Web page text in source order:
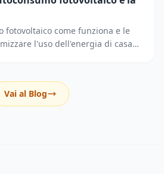
fotovoltaico come funziona e le
l'uso dell'energia di casa
Vai al Blog